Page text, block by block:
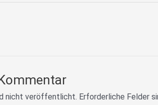
nicht veröffentlicht. Erforderliche Felder